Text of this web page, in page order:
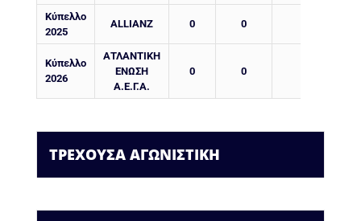
Κύπελλο
2025
ALLIANZ 0 0
Κύπελλο
2026
ΑΤΛΑΝΤΙΚΗ
ΕΝΩΣΗ
Α.Ε.Γ.Α.
0 0
ΤΡΕΧΟΥΣΑ ΑΓΩΝΙΣΤΙΚΗ